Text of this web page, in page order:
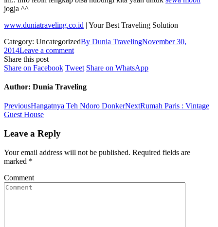
jogja ^^
www.duniatraveling.co.id | Your Best Traveling Solution
Category: UncategorizedBy Dunia TravelingNovember 30,
2014Leave a comment
Share this post
Share on FacebookShare
Facebook
TweetShare
Twitter
Share on WhatsAppShare
Author: Dunia Traveling
Post
navigation
PreviousPrevious
post:
Hangatnya Teh Ndoro DonkerNextNext
Rumah Paris : Vintage
Guest House
Leave a Reply
Your email address will not be published. Required fields are
marked *
Comment